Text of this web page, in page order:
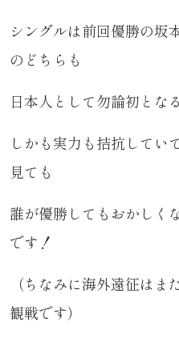
シングルは前回優勝の坂
のどちらも
日本人として勿論初とな
しかも実力も拮抗してい
見ても
誰が優勝してもおかしく
です！
（ちなみに海外遠征は
観戦です）